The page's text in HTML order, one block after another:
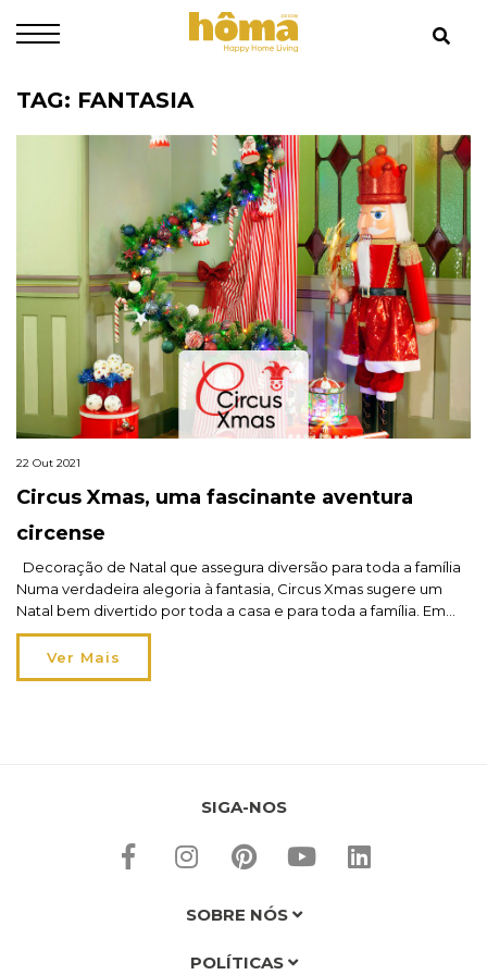
TAG: FANTASIA
22 Out 2021
Circus Xmas, uma fascinante aventura
circense
Decoração de Natal que assegura diversão para toda a família
Numa verdadeira alegoria à fantasia, Circus Xmas sugere um
Natal bem divertido por toda a casa e para toda a família. Em
cada recanto aparece magia, salta uma surpresa e surge um
sorriso espontaneamente. A fascinante aventura circense Circus
Xmas, está aliada à tradição […]
Ver Mais
SIGA-NOS
SOBRE NÓS
POLÍTICAS